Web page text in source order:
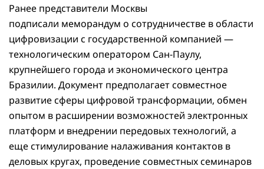
Ранее представители Москвы
подписали меморандум о сотрудничестве в области
цифровизации с государственной компанией —
технологическим оператором Сан-Паулу,
крупнейшего города и экономического центра
Бразилии. Документ предполагает совместное
развитие сферы цифровой трансформации, обмен
опытом в расширении возможностей электронных
платформ и внедрении передовых технологий, а
еще стимулирование налаживания контактов в
деловых кругах, проведение совместных семинаров